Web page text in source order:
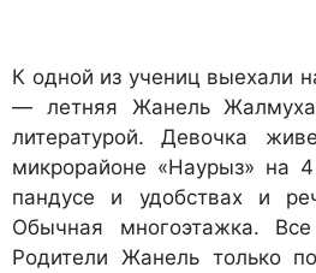
К одной из учениц выехали
— летняя Жанель
литературой. Девочка
микрорайоне «Наурыз» на
пандусе и удобствах и
Обычная многоэтажка.
Родители Жанель только